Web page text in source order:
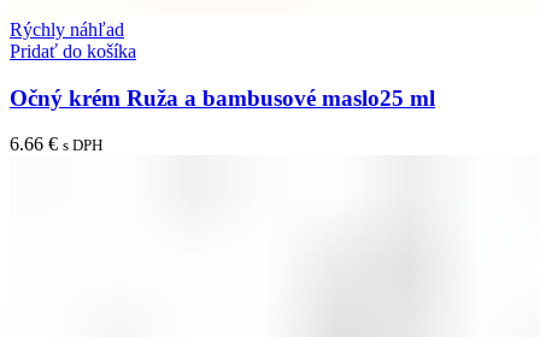
Rýchly náhľad
Pridať do košíka
Očný krém Ruža a bambusové maslo25 ml
6.66 € s DPH